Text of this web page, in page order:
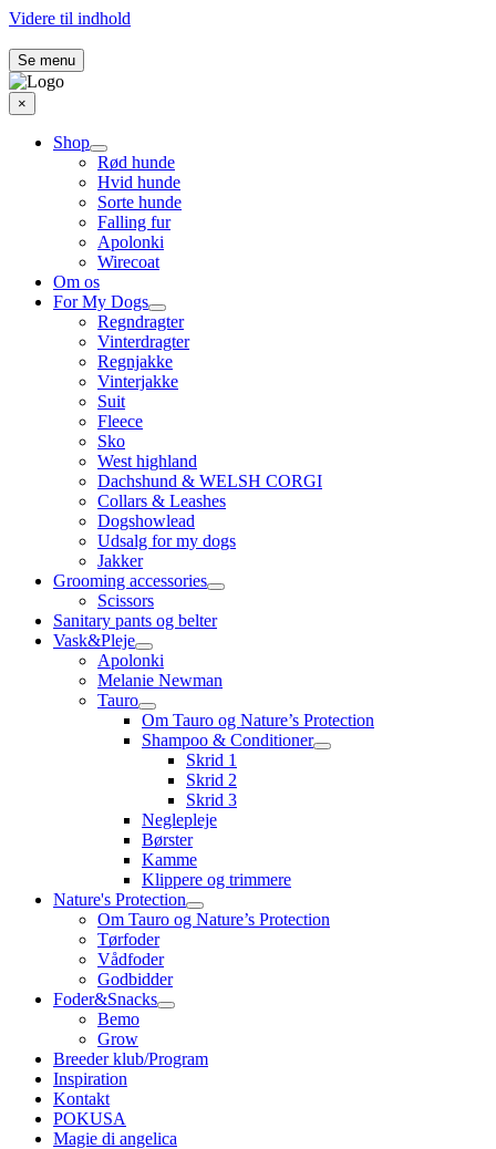
Videre til indhold
Se menu
×
Shop
Rød hunde
Hvid hunde
Sorte hunde
Falling fur
Apolonki
Wirecoat
Om os
For My Dogs
Regndragter
Vinterdragter
Regnjakke
Vinterjakke
Suit
Fleece
Sko
West highland
Dachshund & WELSH CORGI
Collars & Leashes
Dogshowlead
Udsalg for my dogs
Jakker
Grooming accessories
Scissors
Sanitary pants og belter
Vask&Pleje
Apolonki
Melanie Newman
Tauro
Om Tauro og Nature’s Protection
Shampoo & Conditioner
Skrid 1
Skrid 2
Skrid 3
Neglepleje
Børster
Kamme
Klippere og trimmere
Nature's Protection
Om Tauro og Nature’s Protection
Tørfoder
Vådfoder
Godbidder
Foder&Snacks
Bemo
Grow
Breeder klub/Program
Inspiration
Kontakt
POKUSA
Magie di angelica